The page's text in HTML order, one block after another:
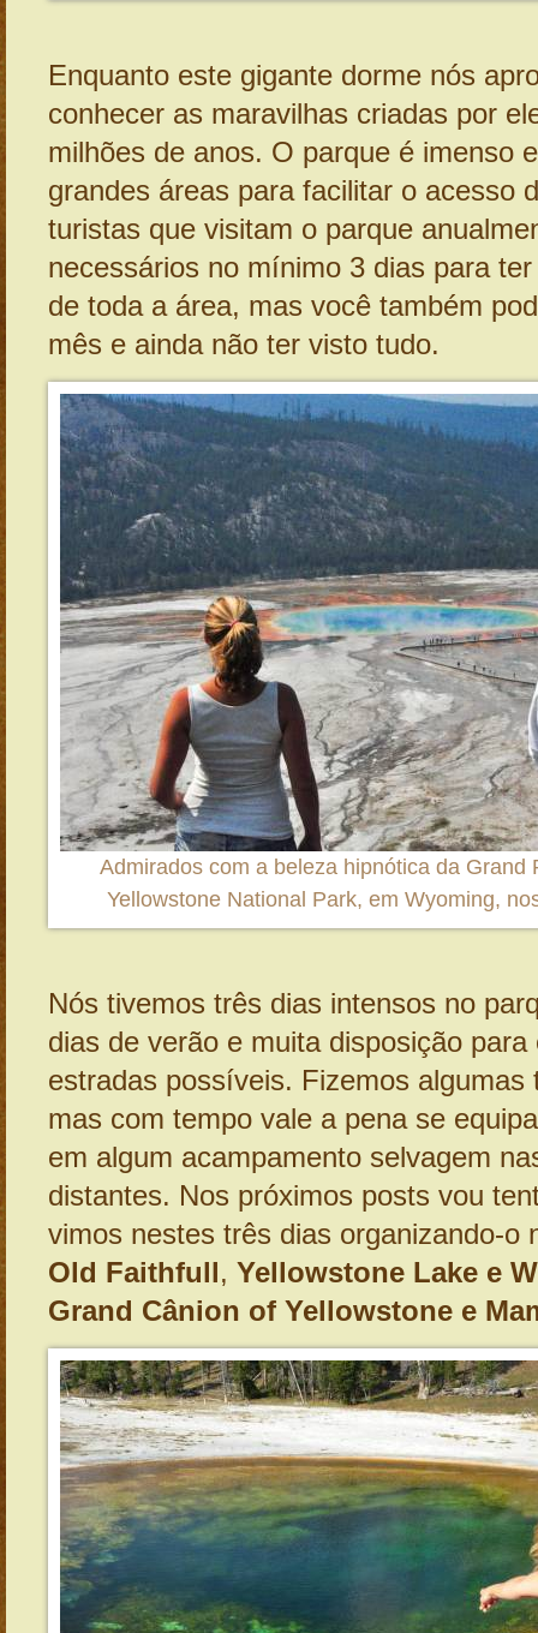
Enquanto este gigante dorme nós
conhecer as maravilhas criadas por
milhões de anos. O parque é imenso
grandes áreas para facilitar o acesso
turistas que visitam o parque
necessários no mínimo 3 dias para
de toda a área, mas você também
mês e ainda não ter visto tudo.
Admirados com a beleza hipnótica da Grand
Yellowstone National Park, em Wyoming,
Nós tivemos três dias intensos no
dias de verão e muita disposição
estradas possíveis. Fizemos algumas
mas com tempo vale a pena se
em algum acampamento selvagem
distantes. Nos próximos posts vou
vimos nestes três dias organizando-o
Old Faithfull, Yellowstone Lake e
Grand Cânion of Yellowstone e